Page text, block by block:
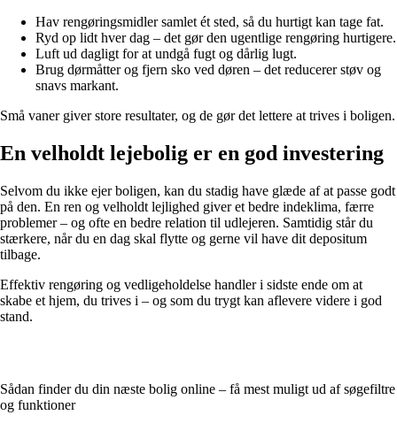
Hav rengøringsmidler samlet ét sted, så du hurtigt kan tage fat.
Ryd op lidt hver dag – det gør den ugentlige rengøring hurtigere.
Luft ud dagligt for at undgå fugt og dårlig lugt.
Brug dørmåtter og fjern sko ved døren – det reducerer støv og
snavs markant.
Små vaner giver store resultater, og de gør det lettere at trives i boligen.
En velholdt lejebolig er en god investering
Selvom du ikke ejer boligen, kan du stadig have glæde af at passe godt
på den. En ren og velholdt lejlighed giver et bedre indeklima, færre
problemer – og ofte en bedre relation til udlejeren. Samtidig står du
stærkere, når du en dag skal flytte og gerne vil have dit depositum
tilbage.
Effektiv rengøring og vedligeholdelse handler i sidste ende om at
skabe et hjem, du trives i – og som du trygt kan aflevere videre i god
stand.
Sådan finder du din næste bolig online – få mest muligt ud af søgefiltre
og funktioner